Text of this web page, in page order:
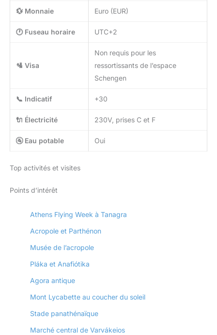
💱 Monnaie Euro (EUR)
🕐 Fuseau horaire UTC+2
🛂 Visa
Non requis pour les
ressortissants de l’espace
Schengen
📞 Indicatif +30
🔌 Électricité 230V, prises C et F
🚰 Eau potable Oui
Top activités et visites
Points d’intérêt
Athens Flying Week à Tanagra
Acropole et Parthénon
Musée de l’acropole
Pláka et Anafiótika
Agora antique
Mont Lycabette au coucher du soleil
Stade panathénaïque
Marché central de Varvákeios